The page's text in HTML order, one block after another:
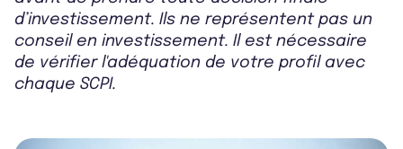
d’investissement. Ils ne représentent pas un
conseil en investissement. Il est nécessaire
de vérifier l'adéquation de votre profil avec
chaque SCPI.